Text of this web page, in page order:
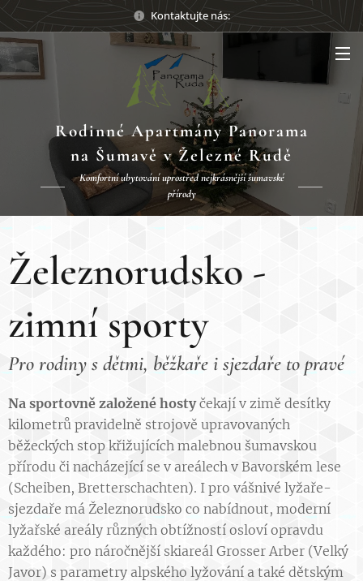
Kontaktujte nás:
Rodinné Apartmány Panorama
na Šumavě v Železné Rudě
Komfortní ubytování uprostřed nejkrásnější šumavské
přírody
Železnorudsko -
zimní sporty
Pro rodiny s dětmi, běžkaře i sjezdaře to pravé
Na sportovně založené hostyčekají v zimě desítky
kilometrů pravidelně strojově upravovaných
běžeckých stop křižujících malebnou šumavskou
přírodu či nacházející se v areálech v Bavorském lese
(Scheiben, Bretterschachten). I pro vášnivé lyžaře-
sjezdaře má Železnorudsko co nabídnout, moderní
lyžařské areály různých obtížností osloví opravdu
každého: pro náročnější skiareál Grosser Arber (Velký
Javor) s parametry alpského lyžování a také dětským